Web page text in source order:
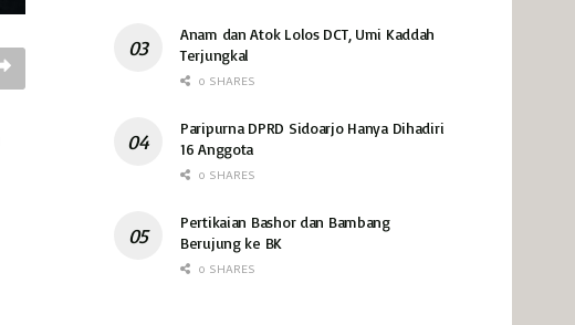
Anam dan Atok Lolos DCT, Umi Kaddah
Terjungkal
0 SHARES
Paripurna DPRD Sidoarjo Hanya Dihadiri
16 Anggota
0 SHARES
Pertikaian Bashor dan Bambang
Berujung ke BK
0 SHARES